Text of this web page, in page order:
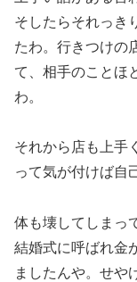
そしたらそれっき
たわ。行きつけの
て、相手のことほ
わ。
それから店も上手
って気が付けば自
体も壊してしまっ
結婚式に呼ばれ金
ましたんや。せや